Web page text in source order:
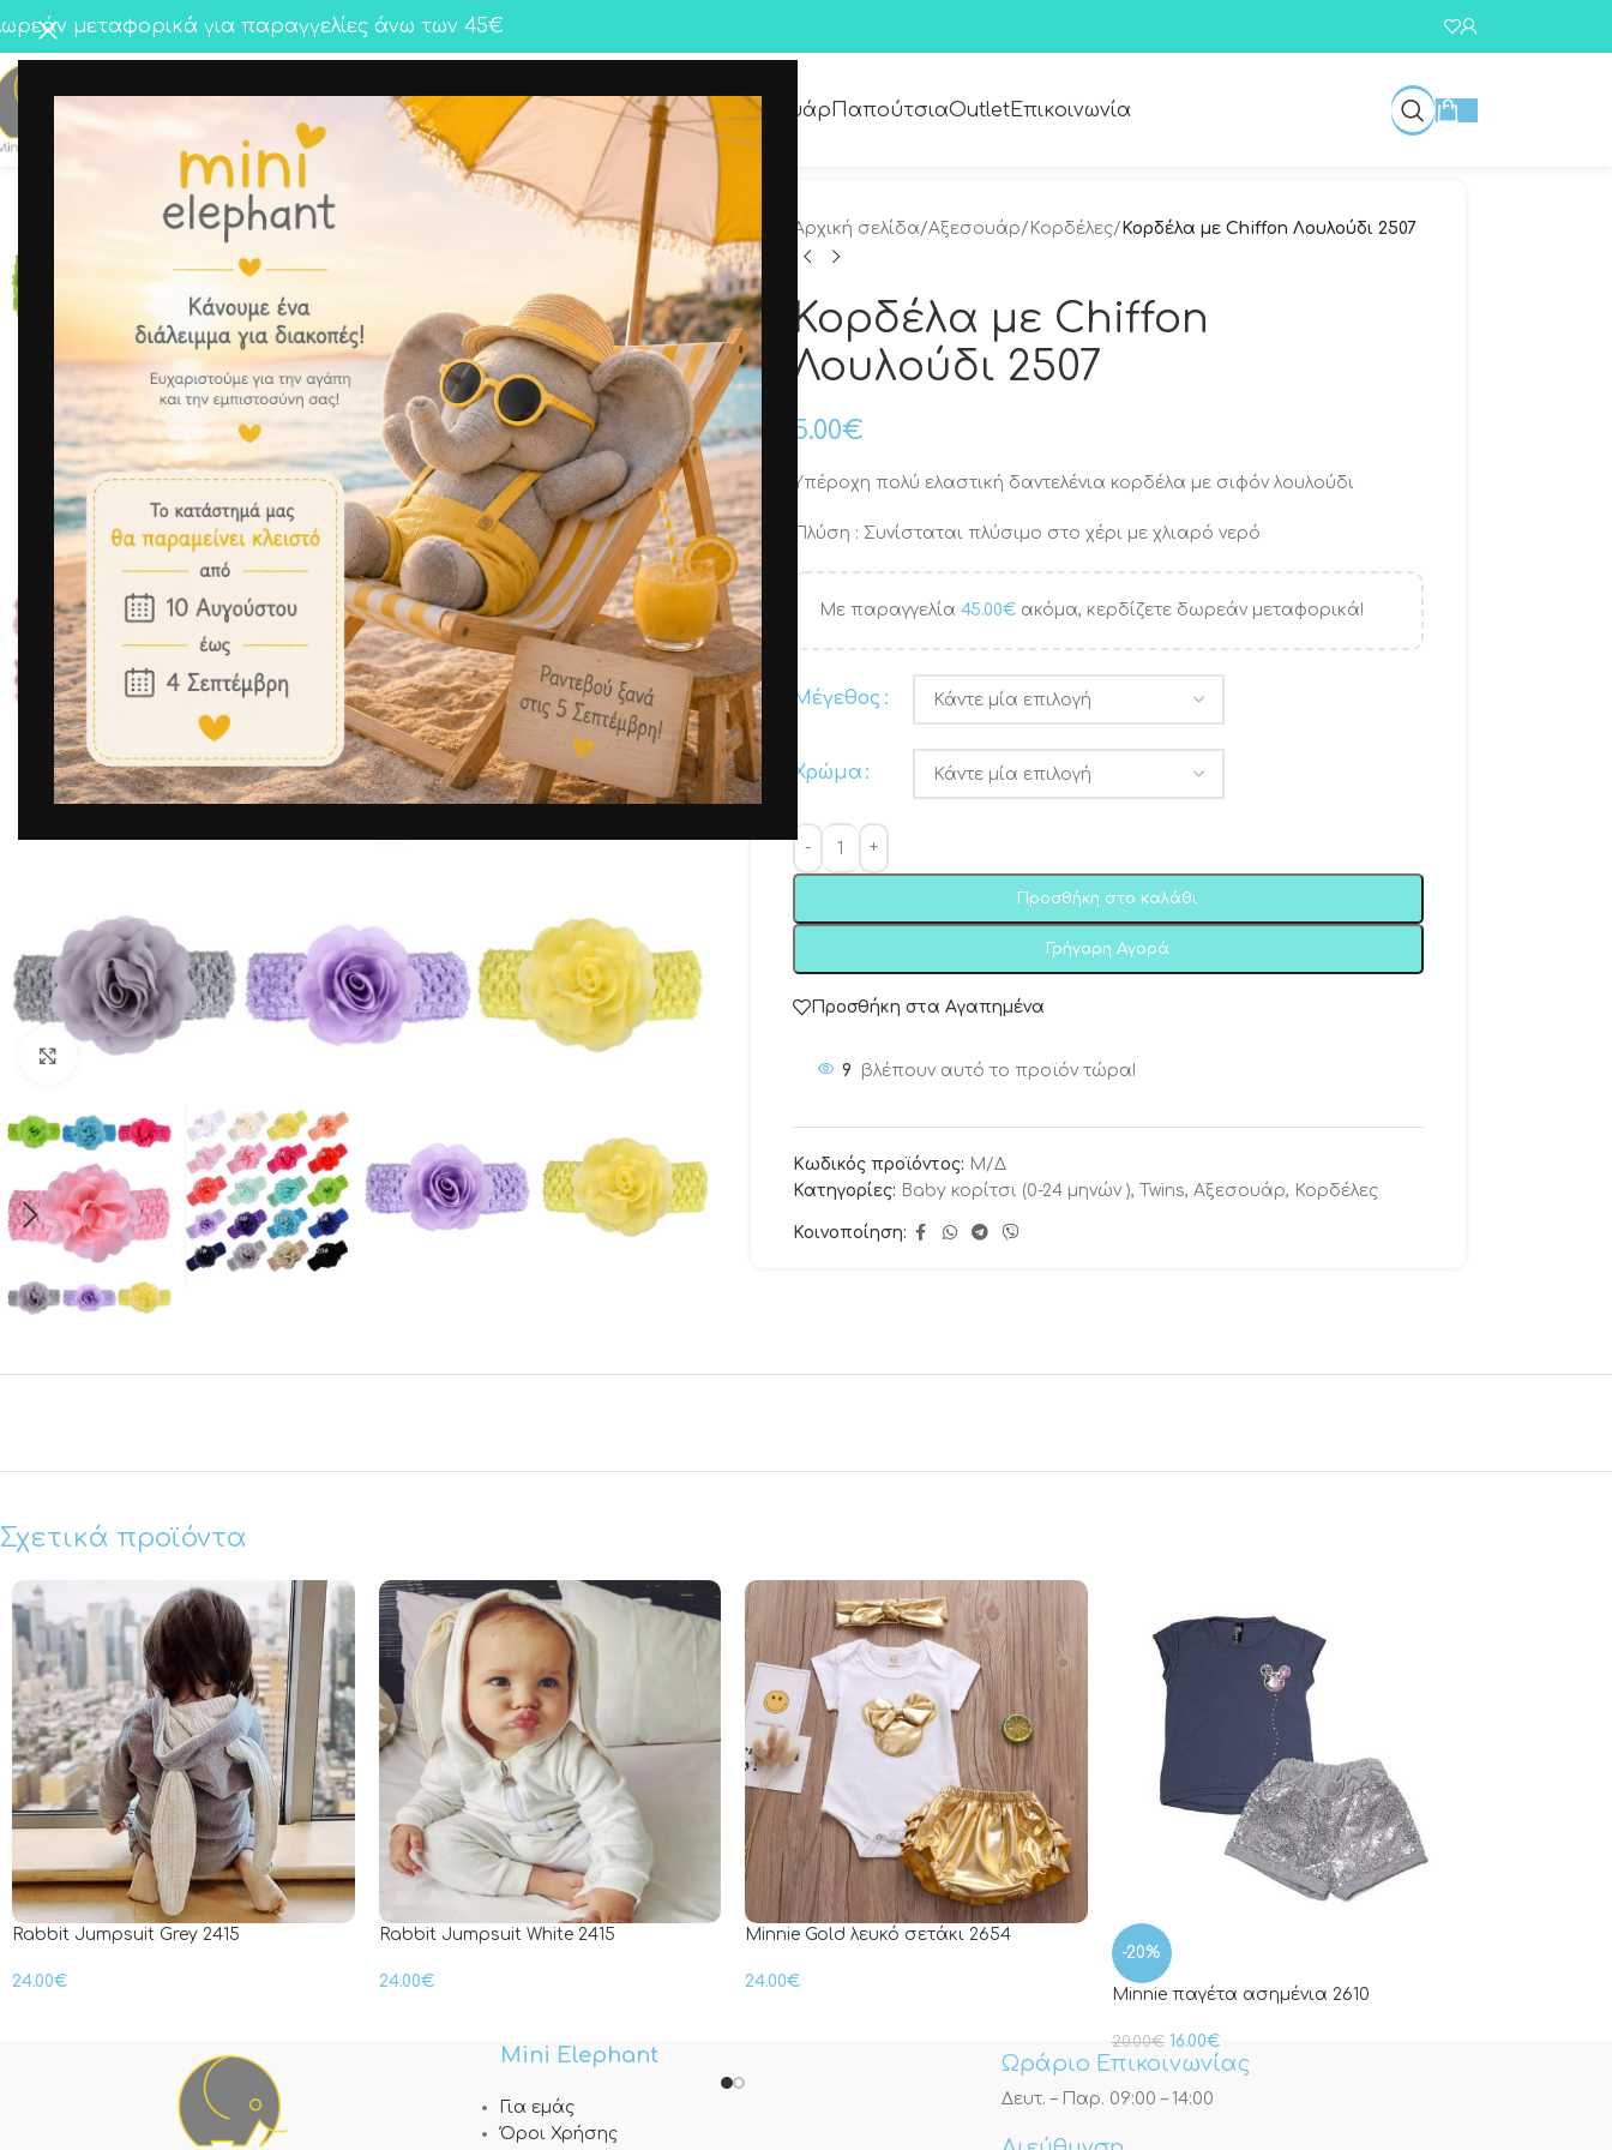
μεταφορικά για παραγγελίες άνω των 45€
ΚορίτσιΑγόρι Twins Premium Collection Αξεσουάρ ΠαπούτσιαOutletΕπικοινωνία
Μεγέθυνση
Αρχική σελίδα/Αξεσουάρ/ Κορδέλες/ Κορδέλα με Chiffon Λουλούδι 2507
Κορδέλα με Chiffon
Λουλούδι 2507
5.00€
Υπέροχη πολύ ελαστική δαντελένια κορδέλα με σιφόν λουλούδι
Πλύση : Συνίσταται πλύσιμο στο χέρι με χλιαρό νερό
Με παραγγελία 45.00€ακόμα, κερδίζετε δωρεάν μεταφορικά!
Μέγεθος
Χρώμα
Προσθήκη στο καλάθι
Γρήγορη Αγορά
Προσθήκη στα Αγαπημένα
9 βλέπουν αυτό το προϊόν τώρα!
Κωδικός προϊόντος: Μ/Δ
Κατηγορίες: Baby κορίτσι (0-24 μηνών ), Twins, Αξεσουάρ, Κορδέλες
Κοινοποίηση:
Σχετικά προϊόντα
Rabbit Jumpsuit Grey 2415
24.00€
Rabbit Jumpsuit White 2415
24.00€
Minnie Gold λευκό σετάκι 2654
24.00€
-20%
Minnie παγέτα ασημένια 2610
20.00€ 16.00€
Mini Elephant
Για εμάς
Όροι Χρήσης
Ωράριο Επικοινωνίας
Δευτ. – Παρ. 09:00 – 14:00